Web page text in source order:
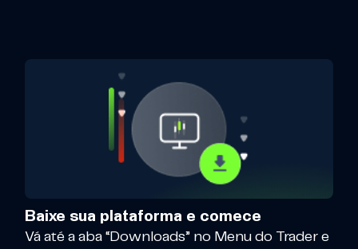
Baixe sua plataforma e comece
Vá até a aba “Downloads” no Menu do Trader e